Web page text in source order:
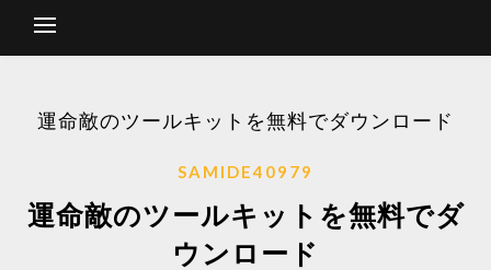
運命敵のツールキットを無料でダウンロード
SAMIDE40979
運命敵のツールキットを無料でダ
ウンロード